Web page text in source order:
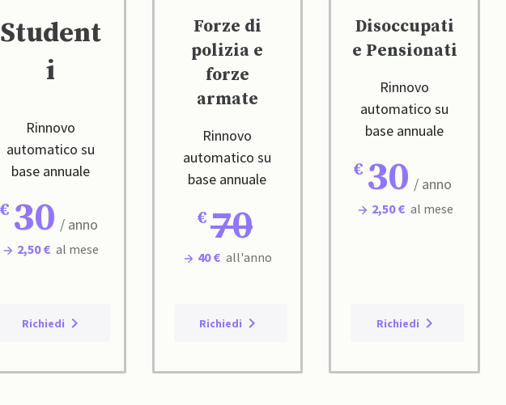
Student
i
Rinnovo
automatico su
base annuale
30 / anno
2,50 € al mese
Richiedi
Forze di
polizia e
forze
armate
Rinnovo
automatico su
base annuale
70
40 € all'anno
Richiedi
Disoccupati
e Pensionati
Rinnovo
automatico su
base annuale
30 / anno
2,50 € al mese
Richiedi